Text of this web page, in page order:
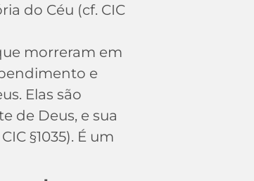
do Céu (cf. CIC
morreram em
e
Elas são
de Deus, e sua
§1035). É um